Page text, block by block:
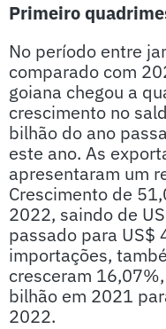
Primeiro
No período entre
comparado com
goiana chegou a
crescimento no
bilhão do ano
este ano. As
apresentaram um
Crescimento de
2022, saindo de
passado para US$
importações,
cresceram
bilhão em 2021
2022.